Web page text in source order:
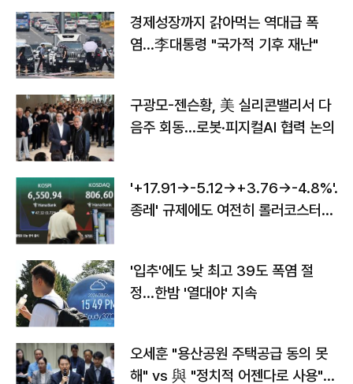
경제성장까지 갉아먹는 역대급 폭
염…李대통령 "국가적 기후 재난"
구광모-젠슨황, 美 실리콘밸리서 다
음주 회동…로봇·피지컬AI 협력 논의
'+17.91→-5.12→+3.76→-4.8%'…'
종레' 규제에도 여전히 롤러코스터
'입추'에도 낮 최고 39도 폭염 절
정…한밤 '열대야' 지속
오세훈 "용산공원 주택공급 동의 못
해" vs 與 "정치적 어젠다로 사용"